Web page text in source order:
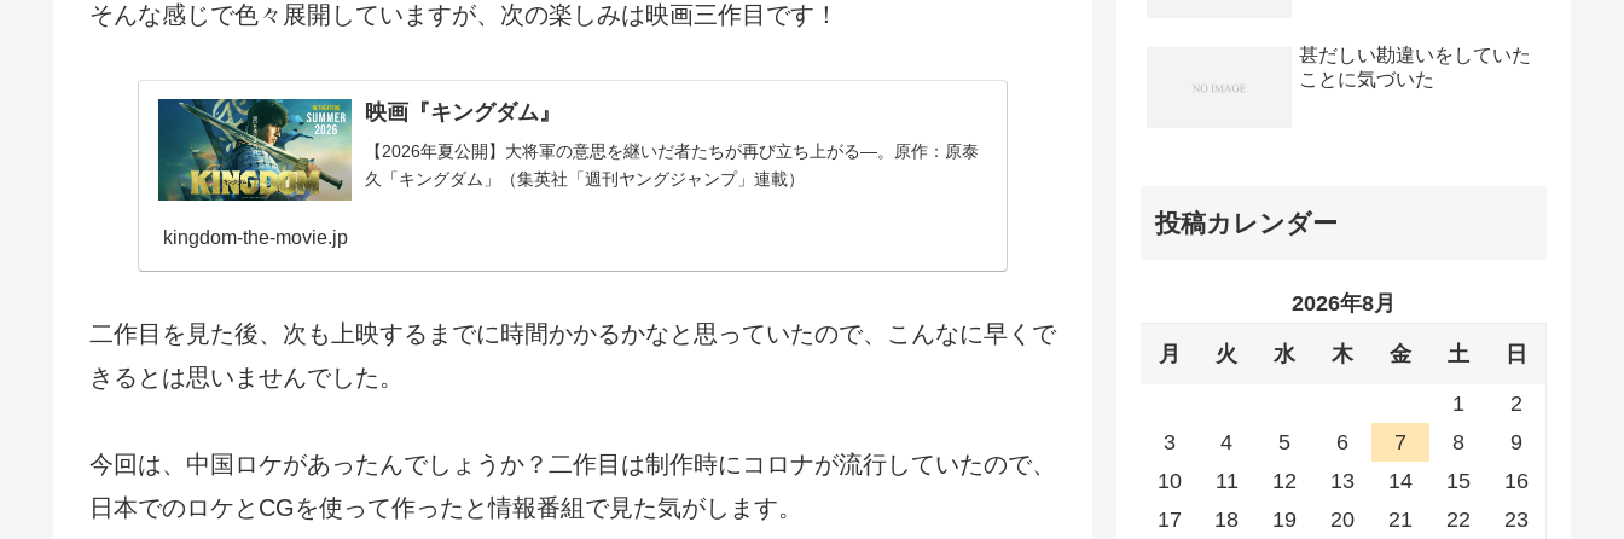
そんな感じで色々展開していますが、次の楽しみは映画三作目です！
映画『キングダム』
【2026年夏公開】大将軍の意思を継いだ者たちが再び立ち上がる―。原作：原泰
久「キングダム」（集英社「週刊ヤングジャンプ」連載）
kingdom-the-movie.jp
二作目を見た後、次も上映するまでに時間かかるかなと思っていたので、こんなに早くで
きるとは思いませんでした。
今回は、中国ロケがあったんでしょうか？二作目は制作時にコロナが流行していたので、
日本でのロケとCGを使って作ったと情報番組で見た気がします。
甚だしい勘違いをしていた
ことに気づいた
投稿カレンダー
2026年8月
月 火 水 木 金 土 日
1
2
3
4 5 6 7 8
9
10
11 12 13 14 15
16
17
18 19 20 21 22
23